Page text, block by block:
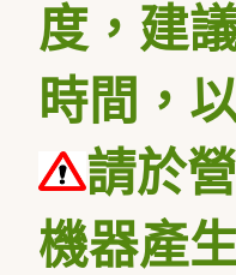
度，建
時間，
請於
機器產